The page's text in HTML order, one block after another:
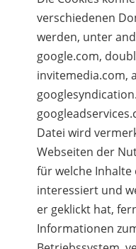
verschiedenen
werden, unter
google.com,
invitemedia.com,
Datei wird
Webseiten der
für welche Inhalte
interessiert und
er geklickt hat,
Informationen